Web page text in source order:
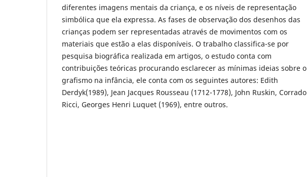
diferentes imagens mentais da criança, e os níveis de representação
simbólica que ela expressa. As fases de observação dos desenhos das
crianças podem ser representadas através de movimentos com os
materiais que estão a elas disponíveis. O trabalho classifica-se por
pesquisa biográfica realizada em artigos, o estudo conta com
contribuições teóricas procurando esclarecer as mínimas ideias sobre o
grafismo na infância, ele conta com os seguintes autores: Edith
Derdyk(1989), Jean Jacques Rousseau (1712-1778), John Ruskin, Corrado
Ricci, Georges Henri Luquet (1969), entre outros.